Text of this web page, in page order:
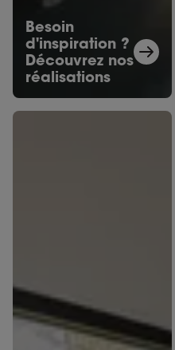
Besoin
d'inspiration ?
Découvrez nos
réalisations